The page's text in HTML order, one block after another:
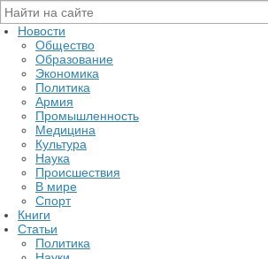
Новости
Общество
Образование
Экономика
Политика
Армия
Промышленность
Медицина
Культура
Наука
Происшествия
В мире
Спорт
Книги
Статьи
Политика